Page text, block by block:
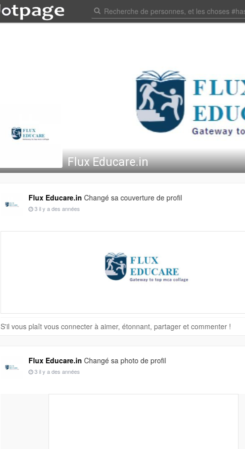
Flux Educare.in
Flux Educare.in Changé sa couverture de profil
3 il y a des années
S'il vous plaît vous connecter à aimer, étonnant, partager et commenter !
Flux Educare.in Changé sa photo de profil
3 il y a des années